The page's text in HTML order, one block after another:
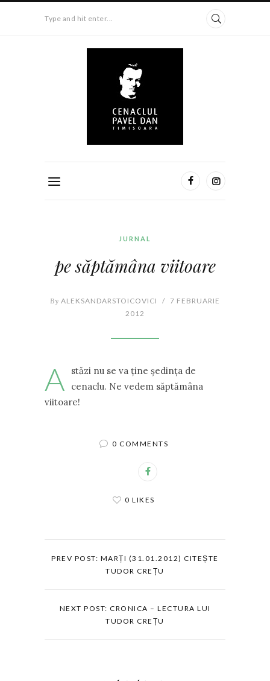
Type and hit enter...
JURNAL
pe săptămâna viitoare
By ALEKSANDARSTOICOVICI / 7 FEBRUARIE
2012
A
stăzi nu se va ţine şedinţa de
cenaclu. Ne vedem săptămâna
viitoare!
0 COMMENTS
0 LIKES
PREV POST: MARȚI (31.01.2012) CITEȘTE
TUDOR CREȚU
NEXT POST: CRONICA – LECTURA LUI
TUDOR CREȚU